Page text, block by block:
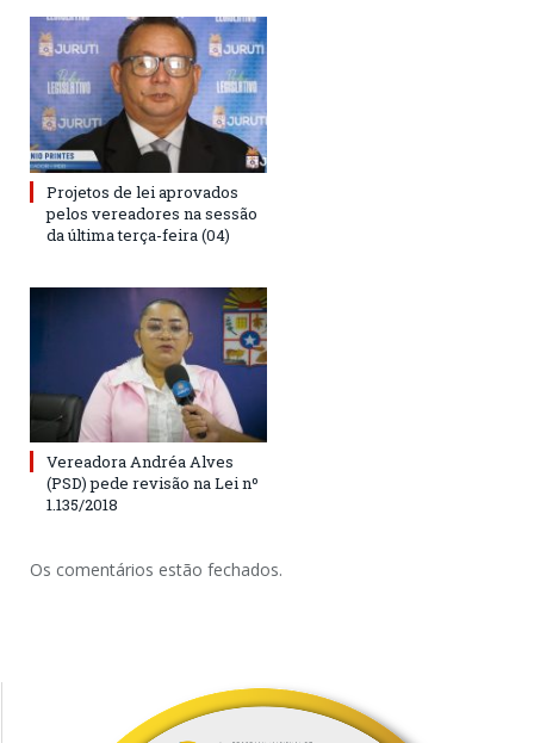
Projetos de lei aprovados
pelos vereadores na sessão
da última terça-feira (04)
Vereadora Andréa Alves
(PSD) pede revisão na Lei nº
1.135/2018
Os comentários estão fechados.